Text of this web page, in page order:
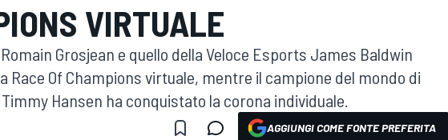
WEC
VIRTUALE
Grosjean e quello della Veloce Esports James Baldwin
Race Of Champions virtuale, mentre il campione del mondo di
Hansen ha conquistato la corona individuale.
AGGIUNGI COME FONTE PREFERITA